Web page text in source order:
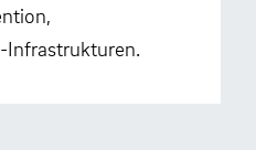
Infrastrukturen.